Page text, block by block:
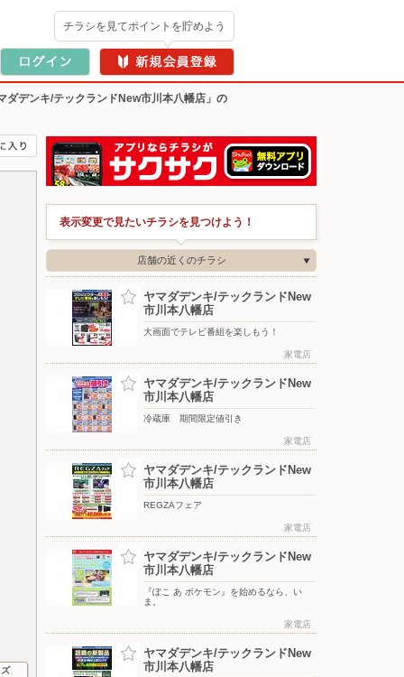
チラシを見てポイントを貯めよう
マダデンキ/テックランドNew市川本八幡店」の
表示変更で見たいチラシを見つけよう！
店舗の近くのチラシ
ヤマダデンキ/テックランドNew
市川本八幡店
大画面でテレビ番組を楽しもう！
家電店
ヤマダデンキ/テックランドNew
市川本八幡店
冷蔵庫 期間限定値引き
家電店
ヤマダデンキ/テックランドNew
市川本八幡店
REGZAフェア
家電店
ヤマダデンキ/テックランドNew
市川本八幡店
『ぽこ あ ポケモン』を始めるなら、い
ま。
家電店
ヤマダデンキ/テックランドNew
市川本八幡店